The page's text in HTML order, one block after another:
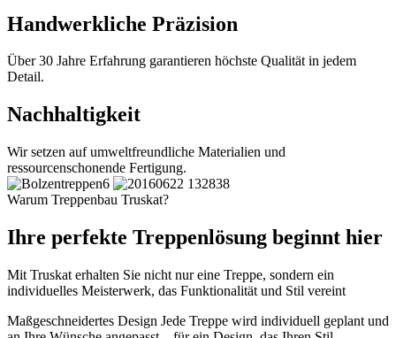
Handwerkliche Präzision
Über 30 Jahre Erfahrung garantieren höchste Qualität in jedem
Detail.
Nachhaltigkeit
Wir setzen auf umweltfreundliche Materialien und
ressourcenschonende Fertigung.
Warum Treppenbau Truskat?
Ihre perfekte Treppenlösung beginnt hier
Mit Truskat erhalten Sie nicht nur eine Treppe, sondern ein
individuelles Meisterwerk, das Funktionalität und Stil vereint
Maßgeschneidertes Design Jede Treppe wird individuell geplant und